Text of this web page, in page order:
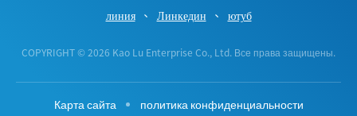
линия
Линкедин ютуб
Карта сайта
политика конфиденциальности
COPYRIGHT © 2026 Kao Lu Enterprise Co., Ltd. Все права защищены.